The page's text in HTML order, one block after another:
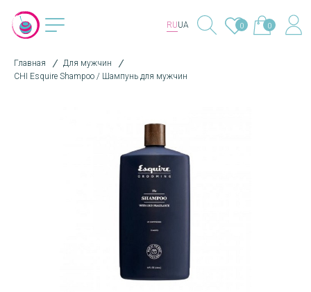
RUUA 0 0
Главная
Для мужчин
CHI Esquire Shampoo / Шампунь для мужчин